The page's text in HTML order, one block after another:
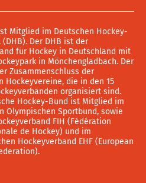
Mitglied im Deutschen Hockey-
(DHB). Der DHB ist der
für Hockey in Deutschland mit
in Mönchengladbach. Der
Zusammenschluss der
Hockeyvereine, die in den 15
organisiert sind.
Hockey-Bund ist Mitglied im
Olympischen Sportbund, sowie
FIH (Fédération
de Hockey) und im
Hockeyverband EHF (European